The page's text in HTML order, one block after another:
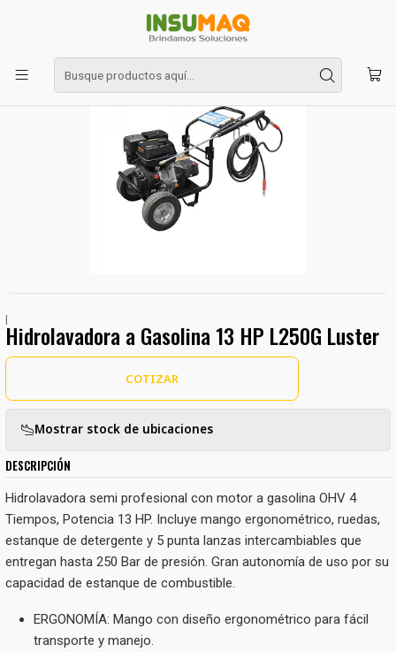
Hidrolavadoras - Aspiradoras
Hidrolavadora a Gasolina 13 HP L250G Luster
|
Hidrolavadora a Gasolina 13 HP L250G Luster
COTIZAR
Mostrar stock de ubicaciones
DESCRIPCIÓN
Hidrolavadora semi profesional con motor a gasolina OHV 4
Tiempos, Potencia 13 HP. Incluye mango ergonométrico, ruedas,
estanque de detergente y 5 punta lanzas intercambiables que
entregan hasta 250 Bar de presión. Gran autonomía de uso por su
capacidad de estanque de combustible.
ERGONOMÍA: Mango con diseño ergonométrico para fácil
transporte y manejo.